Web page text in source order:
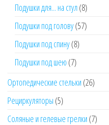
Подушки для... на стул 88
товаров
Подушки под голову 5757
Подушки под спину 88
Подушки под шею 77
Ортопедические стельки 2626
Рециркуляторы 55
Соляные и гелевые грелки 77